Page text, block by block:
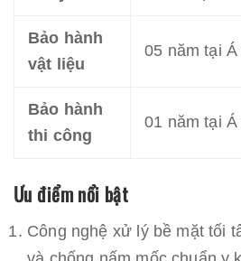
Bảo hành
vật liệu
05 năm tại
Bảo hành
thi công
01 năm tại
Ưu điểm nổi bật
Công nghệ xử lý bề mặt tối